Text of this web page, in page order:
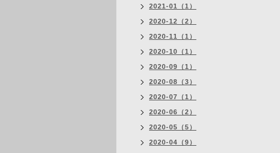
2021-01（1）
2020-12（2）
2020-11（1）
2020-10（1）
2020-09（1）
2020-08（3）
2020-07（1）
2020-06（2）
2020-05（5）
2020-04（9）